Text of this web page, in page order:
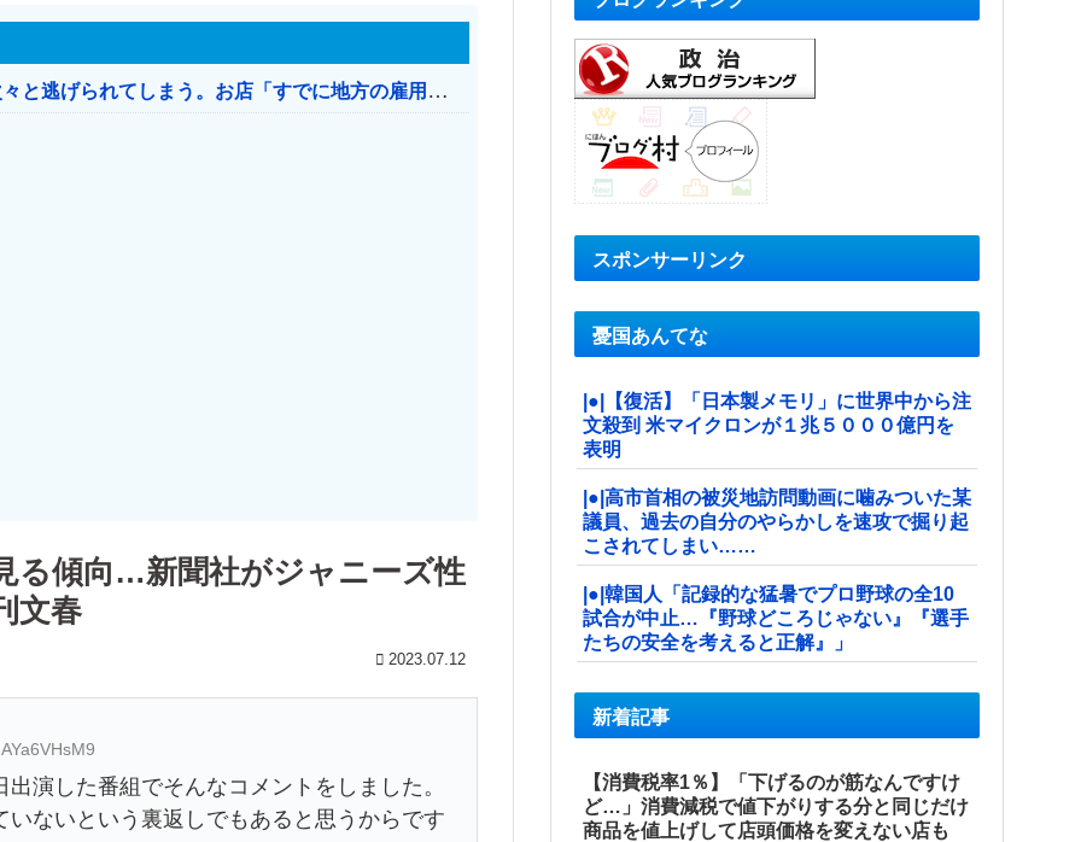
日本のお店、時給1500円でもミャンマー人に次々と逃げられてしまう。お店「すでに地方の雇用は崩壊」
る傾向…新聞社がジャニーズ性
文春
2023.07.12
演した番組でそんなコメントをしました。
ないという裏返しでもあると思うからです
スポンサーリンク
憂国あんてな
|●|【復活】「日本製メモリ」に世界中から注
文殺到 米マイクロンが１兆５０００億円を
表明
|●|高市首相の被災地訪問動画に噛みついた某
議員、過去の自分のやらかしを速攻で掘り起
こされてしまい……
|●|韓国人「記録的な猛暑でプロ野球の全10
試合が中止…『野球どころじゃない』『選手
たちの安全を考えると正解』」
新着記事
【消費税率1％】「下げるのが筋なんですけ
ど…」消費減税で値下がりする分と同じだけ
商品を値上げして店頭価格を変えない店も